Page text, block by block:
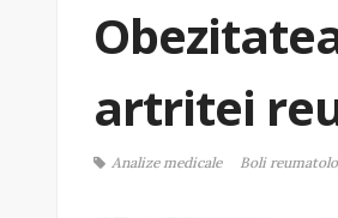
artritei
Analize medicale Boli